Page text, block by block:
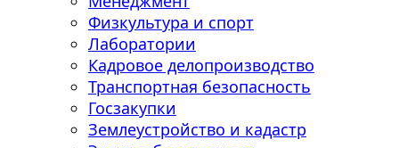
Физкультура и спорт
Лаборатории
Кадровое делопроизводство
Транспортная безопасность
Госзакупки
Землеустройство и кадастр